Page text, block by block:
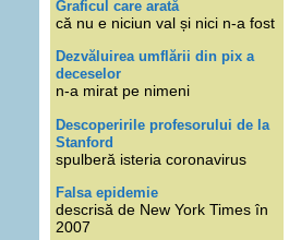
Graficul care arată
că nu e niciun val și nici n-a fost
Dezvăluirea umflării din pix a
deceselor
n-a mirat pe nimeni
Descoperirile profesorului de la
Stanford
spulberă isteria coronavirus
Falsa epidemie
descrisă de New York Times în
2007